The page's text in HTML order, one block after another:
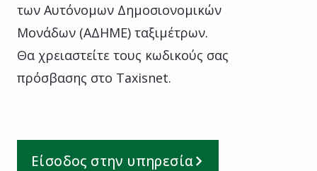
των Αυτόνομων Δημοσιονομικών
Μονάδων (ΑΔΗΜΕ) ταξιμέτρων.
Θα χρειαστείτε τους κωδικούς σας
πρόσβασης στο Taxisnet.
Είσοδος στην υπηρεσία